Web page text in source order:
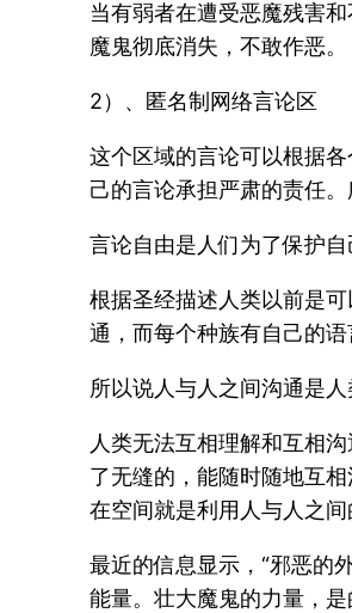
当有弱者在遭受恶魔残害
魔鬼彻底消失，不敢作恶。
2）、匿名制网络言论区
这个区域的言论可以根据
己的言论承担严肃的责任
言论自由是人们为了保护
根据圣经描述人类以前是
通，而每个种族有自己的
所以说人与人之间沟通是
人类无法互相理解和互相
了无缝的，能随时随地互
在空间就是利用人与人之
最近的信息显示，“邪恶的
能量。壮大魔鬼的力量，是